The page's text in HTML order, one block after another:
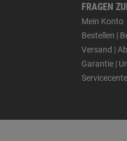
FRAGEN
Mein Konto
Bestellen |
Versand |
Garantie |